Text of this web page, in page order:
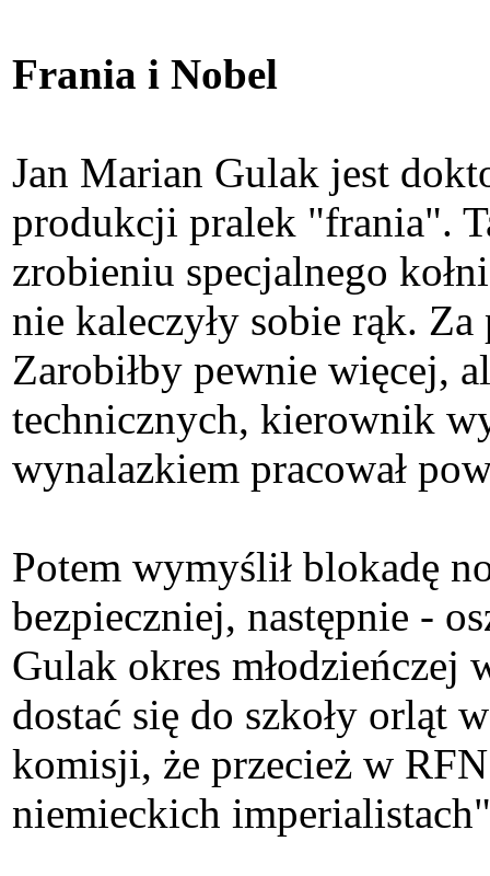
Frania i Nobel
Jan Marian Gulak jest
produkcji pralek "frania".
zrobieniu specjalnego
nie kaleczyły sobie rąk.
Zarobiłby pewnie więcej,
technicznych, kierownik
wynalazkiem pracował
Potem wymyślił blokadę
bezpieczniej, następnie -
Gulak okres młodzieńczej
dostać się do szkoły orląt
komisji, że przecież w
niemieckich imperialistach"